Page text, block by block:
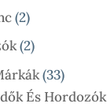
22
Termék
22
Termék
3333
Termék
És Hordozók